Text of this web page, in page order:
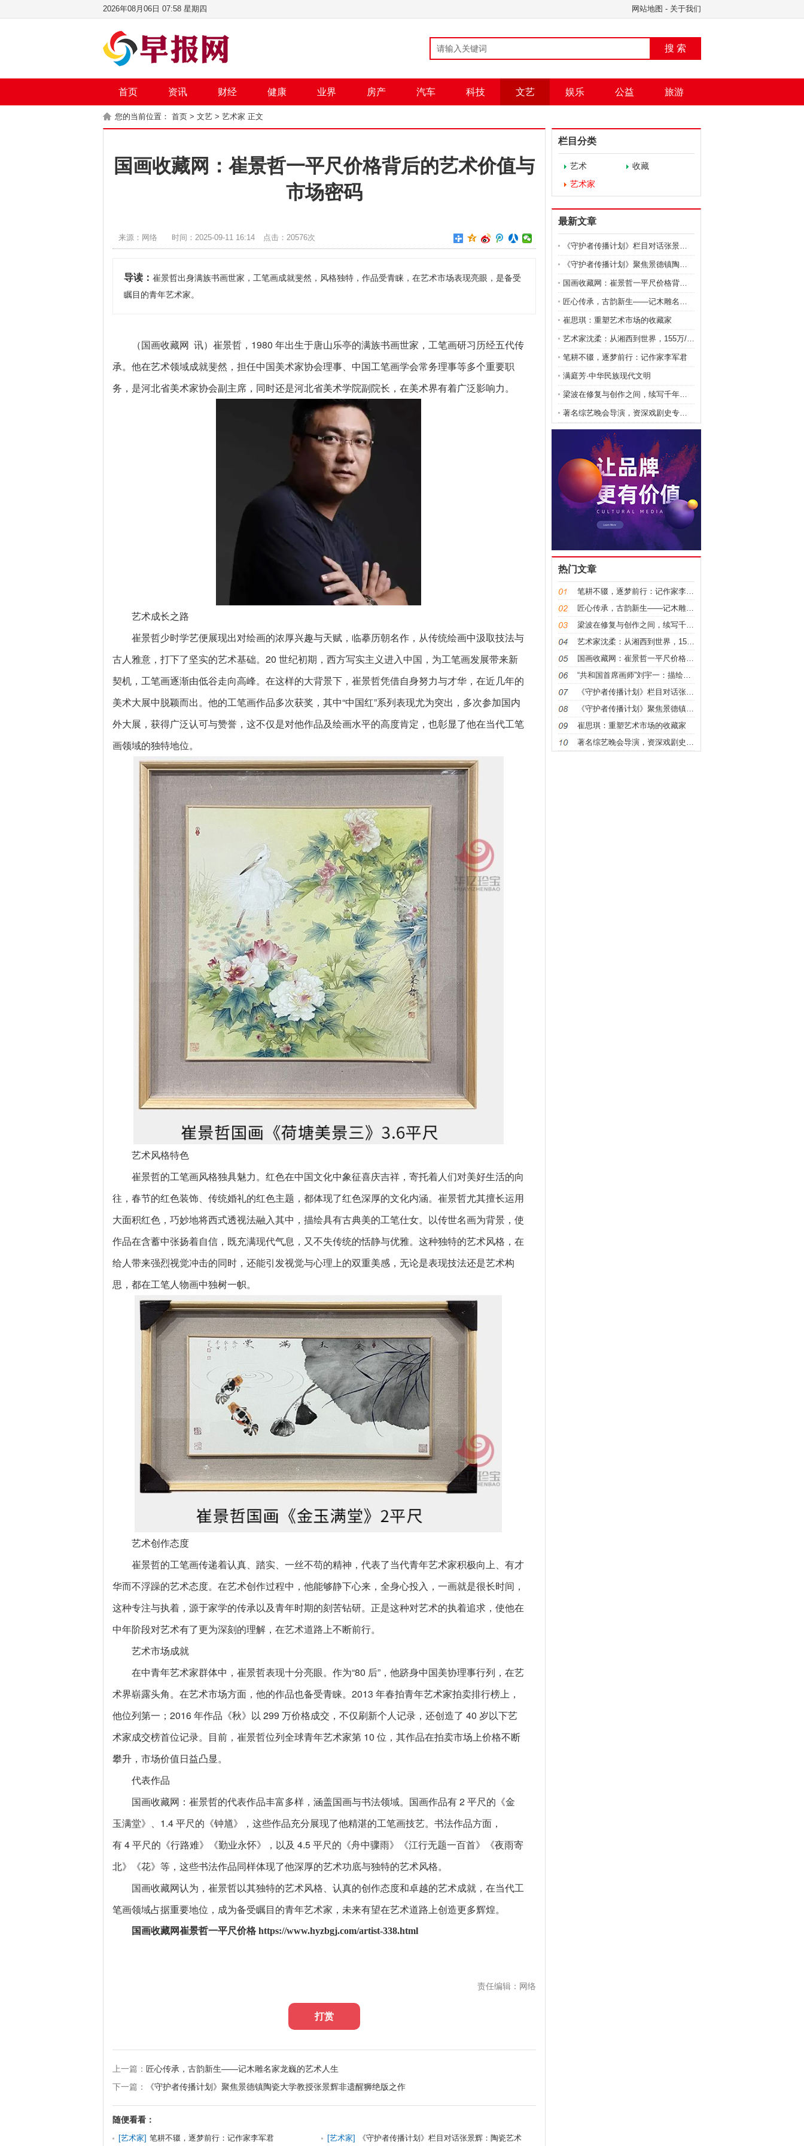
网站地图 - 关于我们
2026年08月06日 07:58 星期四
搜 索
首页 资讯 财经 健康 业界 房产 汽车 科技 文艺 娱乐 公益 旅游
您的当前位置： 首页 > 文艺 > 艺术家 正文
国画收藏网：崔景哲一平尺价格背后的艺术价值与
市场密码
来源：网络 时间：2025-09-11 16:14 点击： 20576次
导读： 崔景哲出身满族书画世家，工笔画成就斐然，风格独特，作品受青睐，在艺术市场表现亮眼，是备受
瞩目的青年艺术家。
（国画收藏网 讯）崔景哲，1980 年出生于唐山乐亭的满族书画世家，工笔画研习历经五代传
承。他在艺术领域成就斐然，担任中国美术家协会理事、中国工笔画学会常务理事等多个重要职
务，是河北省美术家协会副主席，同时还是河北省美术学院副院长，在美术界有着广泛影响力。
艺术成长之路
崔景哲少时学艺便展现出对绘画的浓厚兴趣与天赋，临摹历朝名作，从传统绘画中汲取技法与
古人雅意，打下了坚实的艺术基础。20 世纪初期，西方写实主义进入中国，为工笔画发展带来新
契机，工笔画逐渐由低谷走向高峰。在这样的大背景下，崔景哲凭借自身努力与才华，在近几年的
美术大展中脱颖而出。他的工笔画作品多次获奖，其中“中国红”系列表现尤为突出，多次参加国内
外大展，获得广泛认可与赞誉，这不仅是对他作品及绘画水平的高度肯定，也彰显了他在当代工笔
画领域的独特地位。
艺术风格特色
崔景哲的工笔画风格独具魅力。红色在中国文化中象征喜庆吉祥，寄托着人们对美好生活的向
往，春节的红色装饰、传统婚礼的红色主题，都体现了红色深厚的文化内涵。崔景哲尤其擅长运用
大面积红色，巧妙地将西式透视法融入其中，描绘具有古典美的工笔仕女。以传世名画为背景，使
作品在含蓄中张扬着自信，既充满现代气息，又不失传统的恬静与优雅。这种独特的艺术风格，在
给人带来强烈视觉冲击的同时，还能引发视觉与心理上的双重美感，无论是表现技法还是艺术构
思，都在工笔人物画中独树一帜。
艺术创作态度
崔景哲的工笔画传递着认真、踏实、一丝不苟的精神，代表了当代青年艺术家积极向上、有才
华而不浮躁的艺术态度。在艺术创作过程中，他能够静下心来，全身心投入，一画就是很长时间，
这种专注与执着，源于家学的传承以及青年时期的刻苦钻研。正是这种对艺术的执着追求，使他在
中年阶段对艺术有了更为深刻的理解，在艺术道路上不断前行。
艺术市场成就
在中青年艺术家群体中，崔景哲表现十分亮眼。作为“80 后”，他跻身中国美协理事行列，在艺
术界崭露头角。在艺术市场方面，他的作品也备受青睐。2013 年春拍青年艺术家拍卖排行榜上，
他位列第一；2016 年作品《秋》以 299 万价格成交，不仅刷新个人记录，还创造了 40 岁以下艺
术家成交榜首位记录。目前，崔景哲位列全球青年艺术家第 10 位，其作品在拍卖市场上价格不断
攀升，市场价值日益凸显。
代表作品
国画收藏网：崔景哲的代表作品丰富多样，涵盖国画与书法领域。国画作品有 2 平尺的《金
玉满堂》、1.4 平尺的《钟馗》，这些作品充分展现了他精湛的工笔画技艺。书法作品方面，
有 4 平尺的《行路难》《勤业永怀》，以及 4.5 平尺的《舟中骤雨》《江行无题一百首》《夜雨寄
北》《花》等，这些书法作品同样体现了他深厚的艺术功底与独特的艺术风格。
国画收藏网认为， 崔景哲以其独特的艺术风格、认真的创作态度和卓越的艺术成就，在当代工
笔画领域占据重要地位，成为备受瞩目的青年艺术家，未来有望在艺术道路上创造更多辉煌。
国画收藏网崔景哲一平尺价格 https://www.hyzbgj.com/artist-338.html
责任编辑：网络
打赏
上一篇： 匠心传承，古韵新生——记木雕名家龙巍的艺术人生
下一篇：
《守护者传播计划》聚焦景德镇陶瓷大学教授张景辉非遗醒狮绝版之作
随便看看：
[艺术家] 笔耕不辍，逐梦前行：记作家李军君 [艺术家] 《守护者传播计划》栏目对话张景辉：陶瓷艺术
栏目分类
艺术
收藏
艺术家
最新文章
《守护者传播计划》栏目对话张景辉：陶瓷艺术的未来与
《守护者传播计划》聚焦景德镇陶瓷大学教授张景辉非遗
国画收藏网：崔景哲一平尺价格背后的艺术价值与市场密
匠心传承，古韵新生——记木雕名家龙巍的艺术人生
崔思琪：重塑艺术市场的收藏家
艺术家沈柔：从湘西到世界，155万/平尺的艺术传奇
笔耕不辍，逐梦前行：记作家李军君
满庭芳·中华民族现代文明
梁波在修复与创作之间，续写千年文明的匠人诗篇
著名综艺晚会导演，资深戏剧史专家 薛年勤
热门文章
笔耕不辍，逐梦前行：记作家李军君
匠心传承，古韵新生——记木雕名家龙巍的艺术人生
梁波在修复与创作之间，续写千年文明的匠人诗篇
艺术家沈柔：从湘西到世界，155万/平尺的艺术传奇
国画收藏网：崔景哲一平尺价格背后的艺术价值与市场密
“共和国首席画师”刘宇一：描绘良宵盛会 传递人民心
《守护者传播计划》栏目对话张景辉：陶瓷艺术的未来与
《守护者传播计划》聚焦景德镇陶瓷大学教授张景辉非遗
崔思琪：重塑艺术市场的收藏家
著名综艺晚会导演，资深戏剧史专家 薛年勤